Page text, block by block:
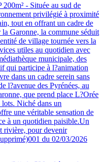
- Située au sud de
privilégié à proximité
tout en offrant un cadre de
Garonne, la commune séduit
de village tournée vers la
utiles au quotidien avec
municipale, des
qui participe à l?animation
dans un cadre serein sans
l?avenue des Pyrénées, au
que prend place L?Orée
Niché dans un
une véritable sensation de
à un quotidien paisible.Un
rivière, pour devenir
du 02/03/2026